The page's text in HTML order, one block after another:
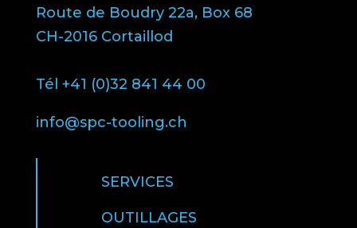
Route de Boudry 22a, Box 68
CH-2016 Cortaillod
Tél +41 (0)32 841 44 00
info@spc-tooling.ch
SERVICES
OUTILLAGES